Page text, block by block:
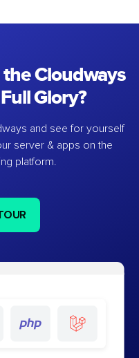
Cloudways
Glory?
and see for yourself
server & apps on the
platform.